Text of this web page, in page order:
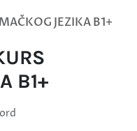
JEZIKA B1+
B1+